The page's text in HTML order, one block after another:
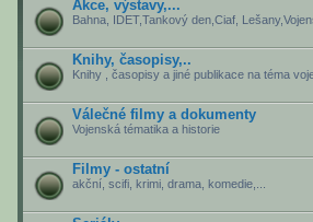
Akce, výstavy,...
Bahna, IDET,Tankový den,Ciaf,
Knihy, časopisy,..
Knihy , časopisy a jiné publikace na téma
Válečné filmy a dokumenty
Vojenská tématika a historie
Filmy - ostatní
akční, scifi, krimi, drama, komedie,...